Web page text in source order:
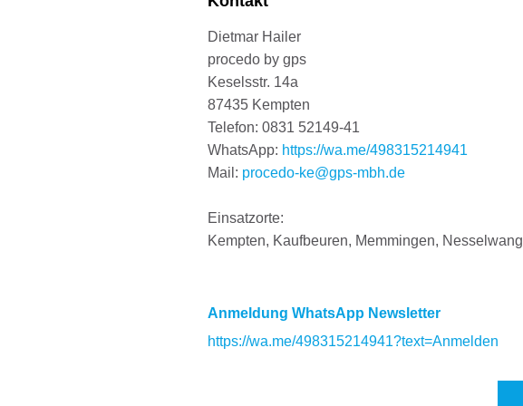
Dietmar Hailer
procedo by gps
Keselsstr. 14a
87435 Kempten
Telefon: 0831 52149-41
WhatsApp: https://wa.me/498315214941
Mail: procedo-ke@gps-mbh.de
Einsatzorte:
Kempten, Kaufbeuren, Memmingen, Nesselwang
Anmeldung WhatsApp Newsletter
https://wa.me/498315214941?text=Anmelden